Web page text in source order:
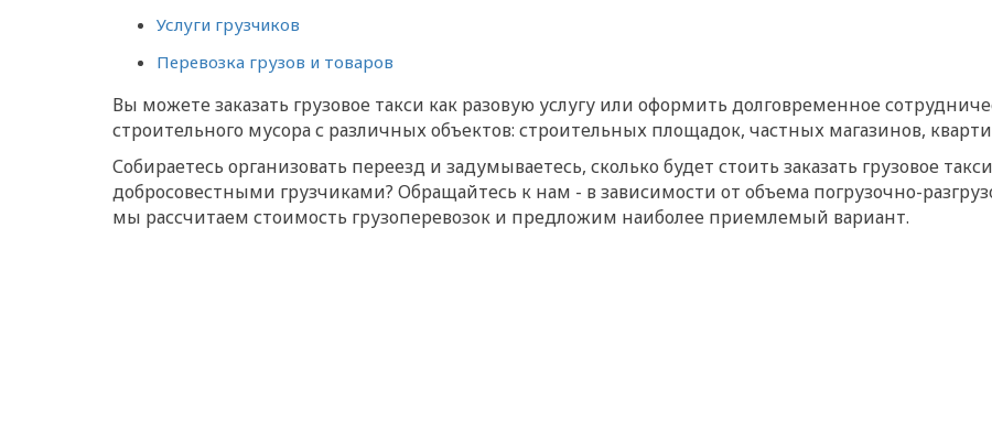
Услуги грузчиков
Перевозка грузов и товаров
Вы можете заказать грузовое такси как разовую услугу или оформить долговременное
строительного мусора с различных объектов: строительных площадок, частных магазинов,
Собираетесь организовать переезд и задумываетесь, сколько будет стоить заказать грузовое
добросовестными грузчиками? Обращайтесь к нам - в зависимости от объема погрузочно-
мы рассчитаем стоимость грузоперевозок и предложим наиболее приемлемый вариант.